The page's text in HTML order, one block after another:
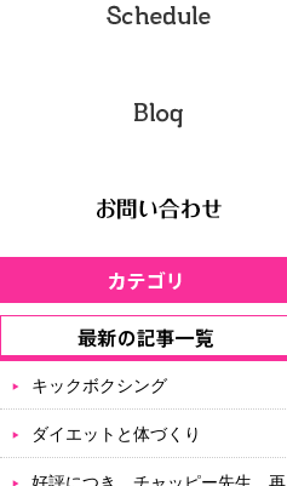
キックボクシング
ダイエットと体づくり